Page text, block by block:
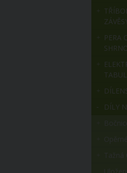
TŘÍBODOVÉ
PERA OBRACEČE,
ELEKTRO DÍLY, REFLEXNÍ
DÍLY